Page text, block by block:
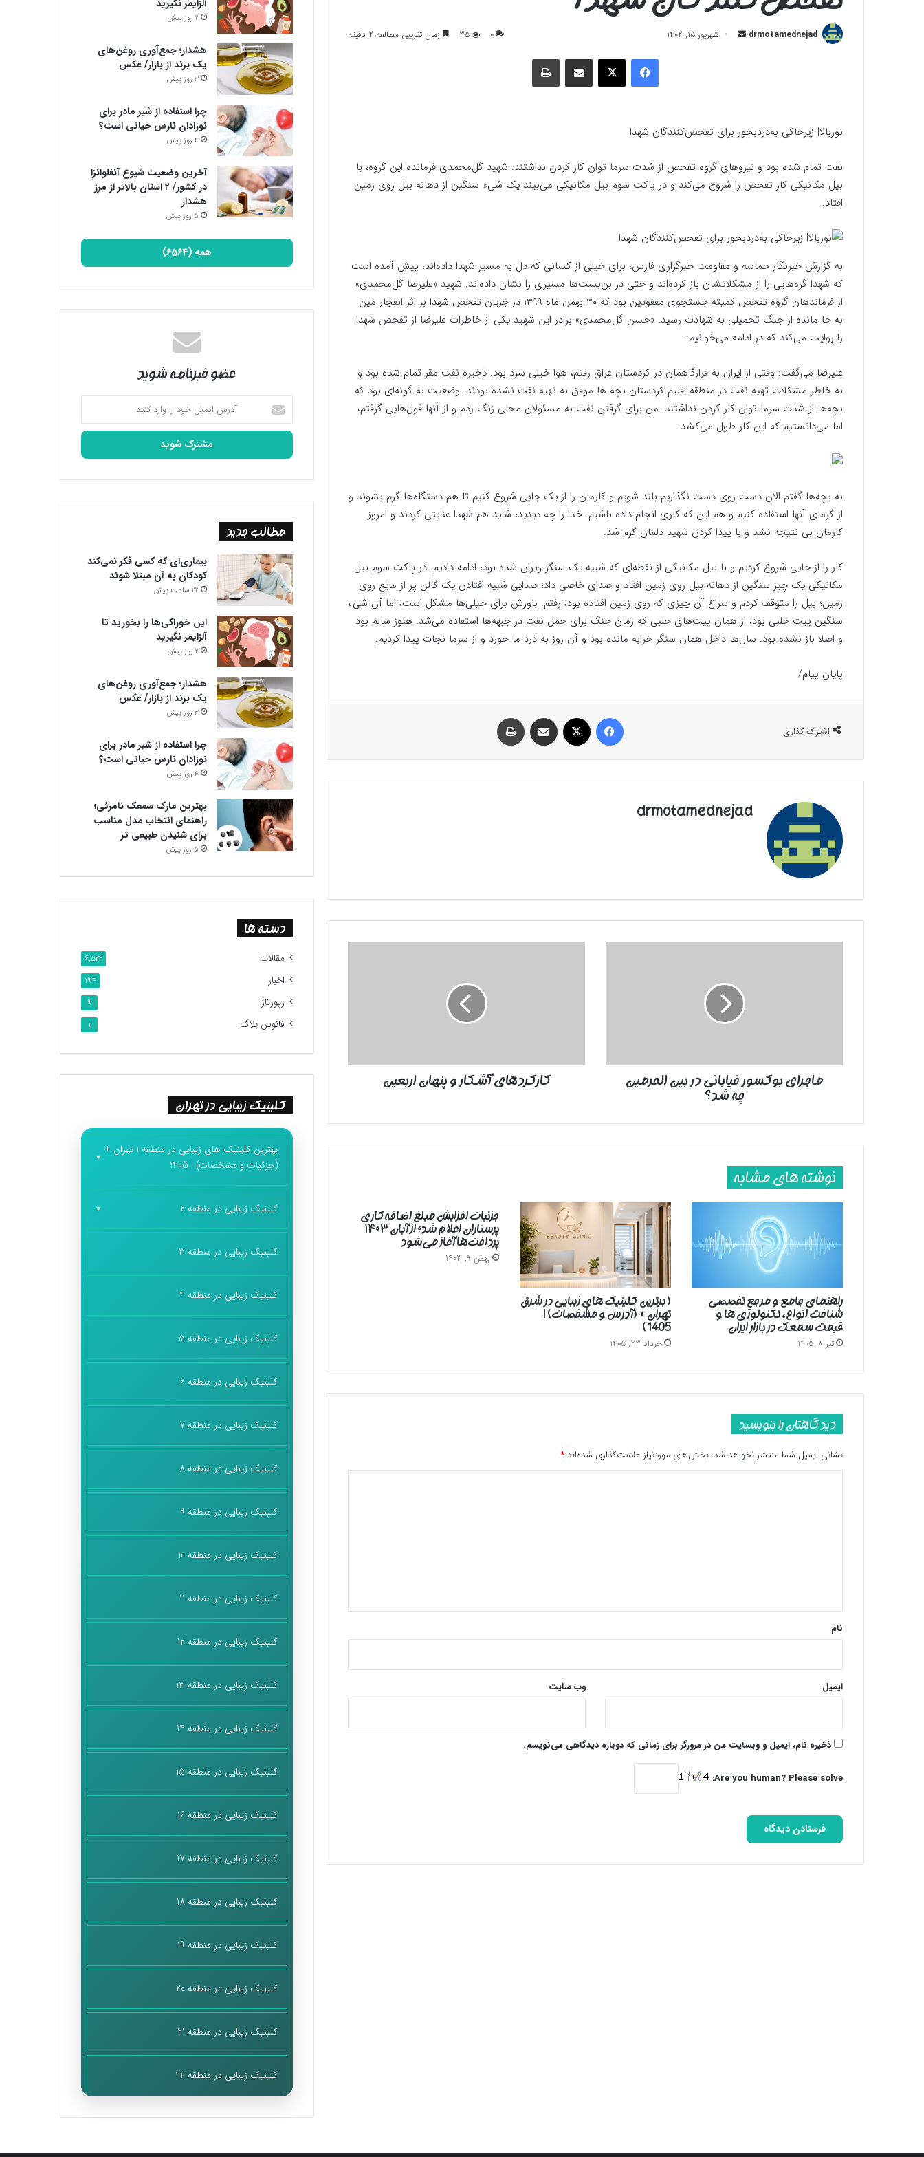
drmotamednejad
ارسال شهریور 15, 1402 0
35 زمان تقریبی مطالعه 2 دقیقه
فیسبوک ایکس اشتراک گذاری با ایمیل چاپ
نوربالا| زیرخاکی به‌دردبخور برای تفحص‌کنندگان شهدا
نفت تمام شده بود و نیروهای گروه تفحص از شدت سرما توان کار کردن نداشتند. شهید گل‌محمدی فرمانده این گروه، با
بیل مکانیکی کار تفحص را شروع می‌کند و در پاکت سوم بیل مکانیکی می‌بیند یک شیء سنگین از دهانه بیل روی زمین
افتاد.
به گزارش خبرنگار حماسه و مقاومت خبرگزاری فارس، برای خیلی از کسانی که دل به مسیر شهدا داده‌اند، پیش آمده است
که شهدا گره‌هایی را از مشکلاتشان باز کرده‌اند و حتی در بن‌بست‌ها مسیری را نشان داده‌اند. شهید «علیرضا‌ گل‌محمدی»
از فرماندهان گروه تفحص کمیته جستجوی مفقودین بود که ۳۰ بهمن ماه ۱۳۹۹ در جریان تفحص شهدا بر اثر انفجار مین
به جا مانده از جنگ تحمیلی به شهادت رسید. «حسن گل‌محمدی» برادر این شهید یکی از خاطرات علیرضا از تفحص شهدا
را روایت می‌کند که در ادامه می‌خوانیم.
علیرضا می‌گفت: وقتی از ایران به قرارگاهمان در کردستان عراق رفتم، هوا خیلی سرد بود. ذخیره نفت مقر تمام شده بود و
به خاطر مشکلات تهیه نفت در منطقه اقلیم کردستان بچه ها موفق به تهیه نفت نشده بودند. وضعیت به گونه‌ای بود که
بچه‌ها از شدت سرما توان کار کردن نداشتند. من برای گرفتن نفت به مسئولان محلی زنگ زدم و از آنها قول‌هایی گرفتم،
اما می‌دانستیم که این کار طول می‌کشد.
به بچه‌ها گفتم الان دست روی دست نگذاریم بلند شویم و کارمان را از یک جایی شروع کنیم تا هم دستگاه‌ها گرم بشوند و
از گرمای آنها استفاده کنیم و هم این که کاری انجام داده باشیم. خدا را چه دیدید، شاید هم شهدا عنایتی کردند و امروز
کارمان بی نتیجه نشد و با پیدا کردن شهید دلمان گرم شد.
کار را از جایی شروع کردیم و با بیل مکانیکی از نقطه‌ای که شبیه یک سنگر ویران شده بود، ادامه دادیم. در پاکت سوم بیل
مکانیکی یک چیز سنگین از دهانه بیل روی زمین افتاد و صدای خاصی داد؛ صدایی شبیه افتادن یک گالن پر از مایع روی
زمین؛ بیل را متوقف کردم و سراغ آن چیزی که روی زمین افتاده بود، رفتم. باورش برای خیلی‌ها مشکل است، اما آن شیء
سنگین پیت حلبی بود، از همان پیت‌های حلبی که زمان جنگ برای حمل نفت در جبهه‌ها استفاده می‌شد. هنوز سالم بود
و اصلا باز نشده بود. سال‌ها داخل همان سنگر خرابه مانده بود و آن روز به درد ما خورد و از سرما نجات پیدا کردیم.
پایان پیام/
اشتراک گذاری
فیسبوک ایکس اشتراک گذاری با ایمیل
drmotamednejad
ماجرای بوکسور خیابانی در بین الحرمین
چه شد؟
کارکردهای آشکار و پنهان اربعین
نوشته های مشابه
راهنمای جامع و مرجع تخصصی
شناخت انواع، تکنولوژی ها و
قیمت سمعک در بازار ایران
تیر 8, 1405
( برترین کلینیک های زیبایی در شرق
تهران + (آدرس و مشخصات) |
1405 )
خرداد 23, 1405
جزئیات افزایش مبلغ اضافه‌کاری
پرستاران اعلام شد؛ از آبان ۱۴۰۳
پرداخت‌ها آغاز می‌شود
بهمن 9, 1403
دیدگاهتان را بنویسید
نشانی ایمیل شما منتشر نخواهد شد. بخش‌های موردنیاز علامت‌گذاری شده‌اند *
نام
ایمیل وب‌ سایت
ذخیره نام، ایمیل و وبسایت من در مرورگر برای زمانی که دوباره دیدگاهی می‌نویسم.
Are you human? Please solve:
آلزایمر نگیرید
2 روز پیش
هشدار؛ جمع‌آوری روغن‌های
یک برند از بازار/ عکس
3 روز پیش
چرا استفاده از شیر مادر برای
نوزادان نارس حیاتی است؟
4 روز پیش
آخرین وضعیت شیوع آنفلوانزا
در کشور/ ۲ استان بالاتر از مرز
هشدار
5 روز پیش
همه (6564)
عضو خبرنامه شوید
آدرس
ایمیل
خود
وارد
مطالب جدید
بیماری‌ای که کسی فکر نمی‌کند
کودکان به آن مبتلا شوند
22 ساعت پیش
این خوراکی‌ها را بخورید تا
آلزایمر نگیرید
2 روز پیش
هشدار؛ جمع‌آوری روغن‌های
یک برند از بازار/ عکس
3 روز پیش
چرا استفاده از شیر مادر برای
نوزادان نارس حیاتی است؟
4 روز پیش
بهترین مارک سمعک نامرئی؛
راهنمای انتخاب مدل مناسب
برای شنیدن طبیعی تر
5 روز پیش
دسته ها
مقالات 6,522
اخبار 194
رپورتاژ 9
فانوس بلاگ 1
کلینیک زیبایی در تهران
بهترین کلینیک های زیبایی در منطقه 1 تهران +
(جزئیات و مشخصات) | 1405
کلینیک زیبایی در منطقه 2
کلینیک زیبایی در منطقه 3
کلینیک زیبایی در منطقه 4
کلینیک زیبایی در منطقه 5
کلینیک زیبایی در منطقه 6
کلینیک زیبایی در منطقه 7
کلینیک زیبایی در منطقه 8
کلینیک زیبایی در منطقه 9
کلینیک زیبایی در منطقه 10
کلینیک زیبایی در منطقه 11
کلینیک زیبایی در منطقه 12
کلینیک زیبایی در منطقه 13
کلینیک زیبایی در منطقه 14
کلینیک زیبایی در منطقه 15
کلینیک زیبایی در منطقه 16
کلینیک زیبایی در منطقه 17
کلینیک زیبایی در منطقه 18
کلینیک زیبایی در منطقه 19
کلینیک زیبایی در منطقه 20
کلینیک زیبایی در منطقه 21
کلینیک زیبایی در منطقه 22